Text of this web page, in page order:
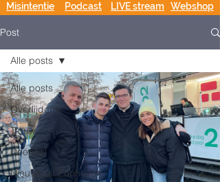
Podcast
Misintentie LIVE stream Webshop
Post
Alle posts
Overlijdens
Trouw
Doopsel
Nieuws uit Zonhoven
Alle posts